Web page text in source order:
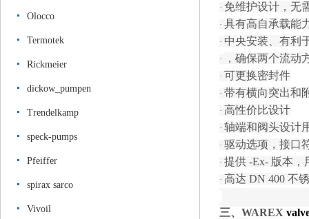
Olocco
Termotek
Rickmeier
dickow_pumpen
Trendelkamp
speck-pumps
Pfeiffer
spirax sarco
Vivoil
· 免维护设计，无
· 具有高自承载能
· 中央安装、有利
· ，确保两个流动
· 可更换密封件
· 带有横向突出和
· 高性价比设计
· 轴端和阀头设计
· 驱动选项，接口
· 提供 -Ex- 版本，
· 高达 DN 400 不
三、 WAREX